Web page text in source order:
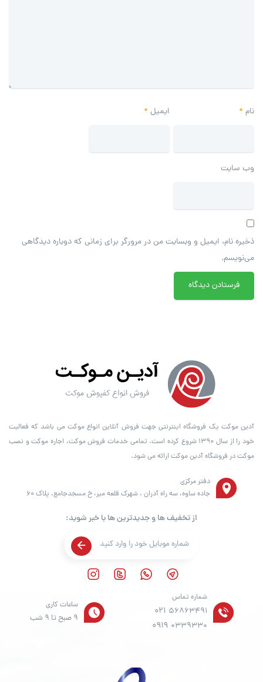
نام* ایمیل*
وب‌ سایت
ذخیره نام، ایمیل و وبسایت من در مرورگر برای زمانی که دوباره دیدگاهی
می‌نویسم.
آدین موکت یک فروشگاه اینترنتی جهت فروش آنلاین انواع موکت می باشد که فعالیت
خود را از سال ۱۳۹۰ شروع کرده است. تمامی خدمات فروش موکت، اجاره موکت و نصب
موکت در فروشگاه آدین موکت ارائه می شود.
شماره تماس
021 56863491
0919 0339330
ساعات کاری
9 صبح تا 9 شب
دفتر مرکزی
جاده ساوه، سه راه آدران ، شهرک قلعه میر، خ مسجدجامع، پلاک 60
از تخفیف ها و جدیدترین ها با خبر شوید: